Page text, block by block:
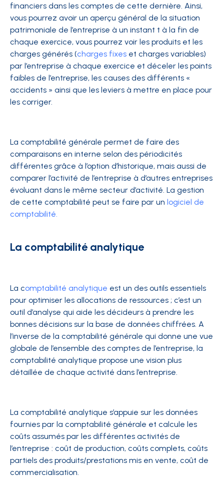
financiers dans les comptes de cette dernière. Ainsi,
vous pourrez avoir un aperçu général de la situation
patrimoniale de l’entreprise à un instant t à la fin de
chaque exercice, vous pourrez voir les produits et les
charges générés (charges fixes et charges variables)
par l’entreprise à chaque exercice et déceler les points
faibles de l’entreprise, les causes des différents «
accidents » ainsi que les leviers à mettre en place pour
les corriger.
La comptabilité générale permet de faire des
comparaisons en interne selon des périodicités
différentes grâce à l’option d’historique, mais aussi de
comparer l’activité de l’entreprise à d’autres entreprises
évoluant dans le même secteur d’activité. La gestion
de cette comptabilité peut se faire par un logiciel de
comptabilité.
La comptabilité analytique
La comptabilité analytique est un des outils essentiels
pour optimiser les allocations de ressources ; c’est un
outil d’analyse qui aide les décideurs à prendre les
bonnes décisions sur la base de données chiffrées. A
l’inverse de la comptabilité générale qui donne une vue
globale de l’ensemble des comptes de l’entreprise, la
comptabilité analytique propose une vision plus
détaillée de chaque activité dans l’entreprise.
La comptabilité analytique s’appuie sur les données
fournies par la comptabilité générale et calcule les
coûts assumés par les différentes activités de
l’entreprise : coût de production, coûts complets, coûts
partiels des produits/prestations mis en vente, coût de
commercialisation.